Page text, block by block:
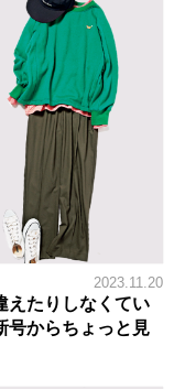
2023.11.20
えたりしなくてい
号からちょっと見